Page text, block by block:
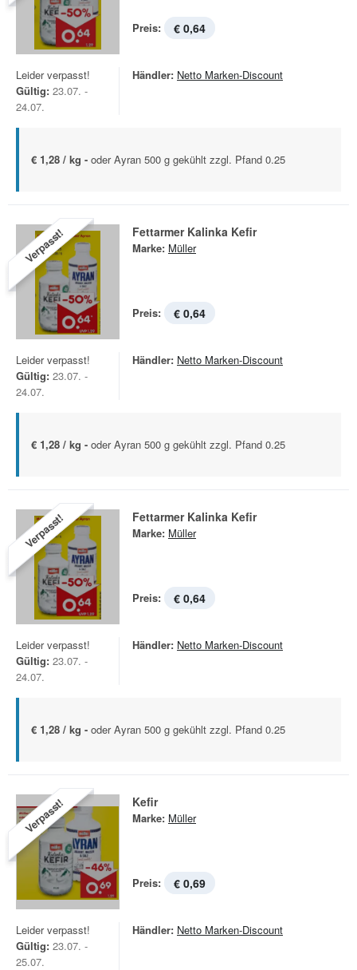
Preis: € 0,64
Leider verpasst!
Gültig: 23.07. -
24.07.
Händler: Netto Marken-Discount
€ 1,28 / kg - oder Ayran 500 g gekühlt zzgl. Pfand 0.25
Verpasst! Fettarmer Kalinka Kefir
Marke: Müller
Preis: € 0,64
Leider verpasst!
Gültig: 23.07. -
24.07.
Händler: Netto Marken-Discount
€ 1,28 / kg - oder Ayran 500 g gekühlt zzgl. Pfand 0.25
Verpasst! Fettarmer Kalinka Kefir
Marke: Müller
Preis: € 0,64
Leider verpasst!
Gültig: 23.07. -
24.07.
Händler: Netto Marken-Discount
€ 1,28 / kg - oder Ayran 500 g gekühlt zzgl. Pfand 0.25
Verpasst! Kefir
Marke: Müller
Preis: € 0,69
Leider verpasst!
Gültig: 23.07. -
25.07.
Händler: Netto Marken-Discount